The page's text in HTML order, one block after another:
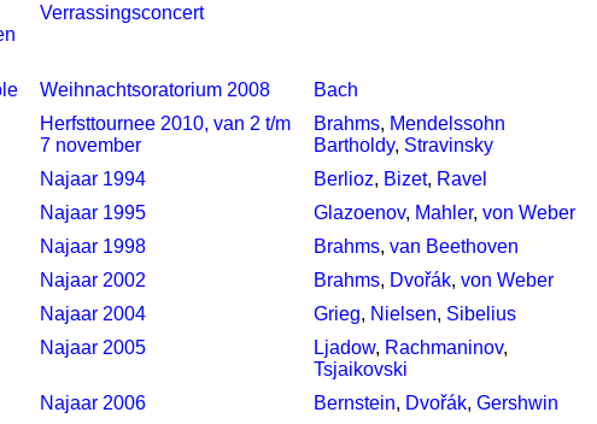
Verrassingsconcert
Weihnachtsoratorium 2008 Bach
Herfsttournee 2010, van 2 t/m
7 november
Brahms, Mendelssohn
Bartholdy, Stravinsky
Najaar 1994 Berlioz, Bizet, Ravel
Najaar 1995 Glazoenov, Mahler, von Weber
Najaar 1998 Brahms, van Beethoven
Najaar 2002 Brahms, Dvořák, von Weber
Najaar 2004 Grieg, Nielsen, Sibelius
Najaar 2005 Ljadow, Rachmaninov,
Tsjaikovski
Najaar 2006 Bernstein, Dvořák, Gershwin